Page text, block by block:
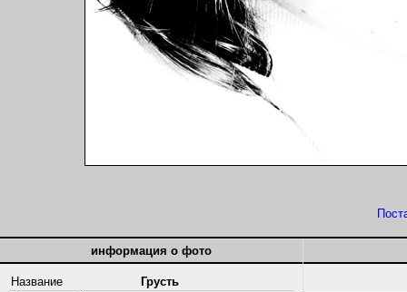
информация о фото
Название
Грусть